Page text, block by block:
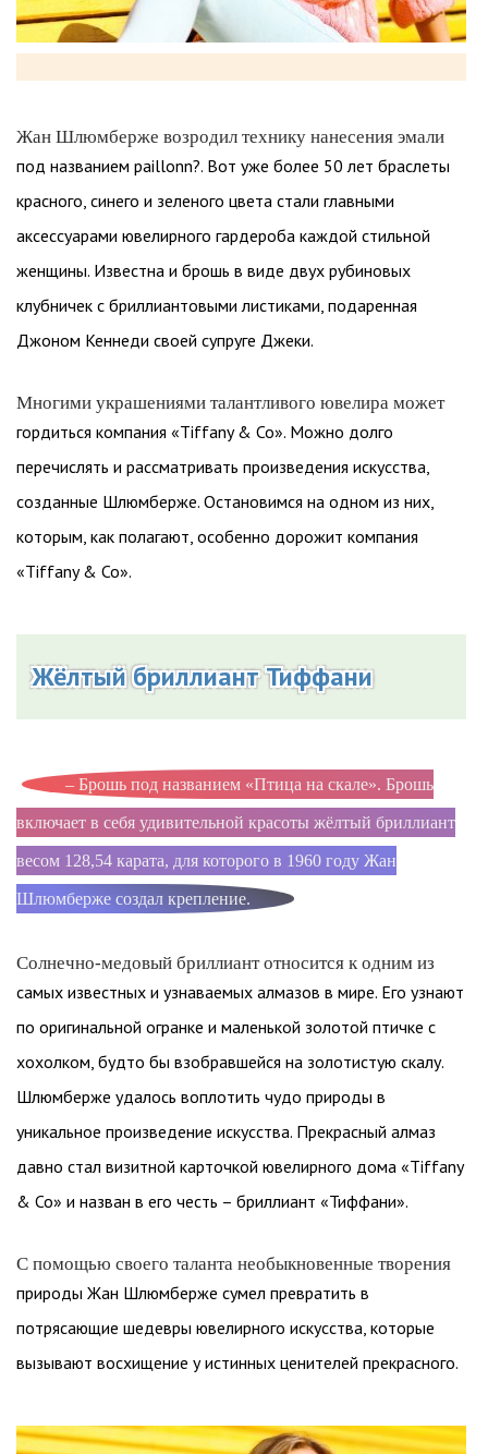
Жан Шлюмберже возродил технику нанесения эмали
под названием paillonn?. Вот уже более 50 лет браслеты
красного, синего и зеленого цвета стали главными
аксессуарами ювелирного гардероба каждой стильной
женщины. Известна и брошь в виде двух рубиновых
клубничек с бриллиантовыми листиками, подаренная
Джоном Кеннеди своей супруге Джеки.
Многими украшениями талантливого ювелира может
гордиться компания «Tiffany & Co». Можно долго
перечислять и рассматривать произведения искусства,
созданные Шлюмберже. Остановимся на одном из них,
которым, как полагают, особенно дорожит компания
«Tiffany & Co».
Жёлтый бриллиант Тиффани
– Брошь под названием «Птица на скале». Брошь
включает в себя удивительной красоты жёлтый бриллиант
весом 128,54 карата, для которого в 1960 году Жан
Шлюмберже создал крепление.
Солнечно-медовый бриллиант относится к одним из
самых известных и узнаваемых алмазов в мире. Его узнают
по оригинальной огранке и маленькой золотой птичке с
хохолком, будто бы взобравшейся на золотистую скалу.
Шлюмберже удалось воплотить чудо природы в
уникальное произведение искусства. Прекрасный алмаз
давно стал визитной карточкой ювелирного дома «Tiffany
& Co» и назван в его честь – бриллиант «Тиффани».
С помощью своего таланта необыкновенные творения
природы Жан Шлюмберже сумел превратить в
потрясающие шедевры ювелирного искусства, которые
вызывают восхищение у истинных ценителей прекрасного.